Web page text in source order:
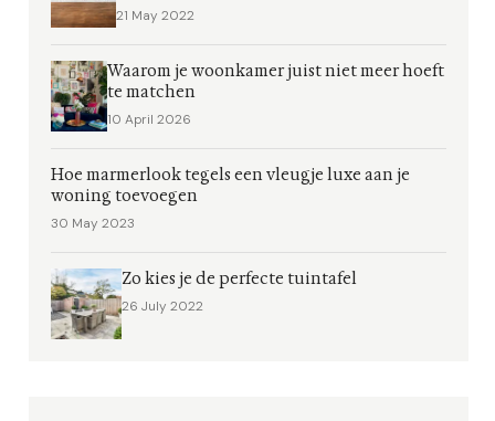
21 May 2022
Waarom je woonkamer juist niet meer hoeft
te matchen
10 April 2026
Hoe marmerlook tegels een vleugje luxe aan je
woning toevoegen
30 May 2023
Zo kies je de perfecte tuintafel
26 July 2022